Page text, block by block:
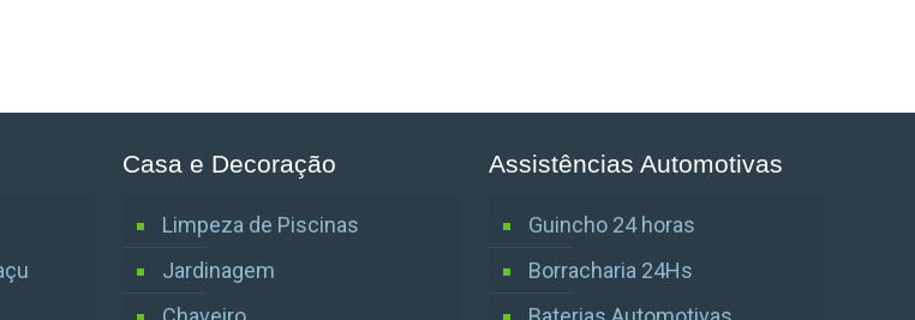
Casa e Decoração
Limpeza de Piscinas
Jardinagem
Assistências Automotivas
Guincho 24 horas
Borracharia 24Hs